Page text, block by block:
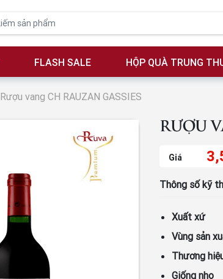
FLASH SALE HỘP QUÀ TRUNG
Rượu vang CH RAUZAN GASSIES
RƯỢU
Giá
Thông số kỹ
Xuất xứ
Vùng sản
Thương
Giống nho